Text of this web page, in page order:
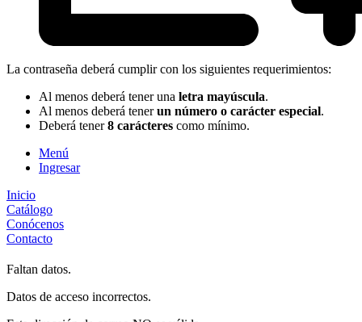
La contraseña deberá cumplir con los siguientes requerimientos:
Al menos deberá tener una letra mayúscula.
Al menos deberá tenerun número o carácter especial.
Deberá tener8 carácteres como mínimo.
Menú
Ingresar
Inicio
Catálogo
Conócenos
Contacto
Faltan datos.
Datos de acceso incorrectos.